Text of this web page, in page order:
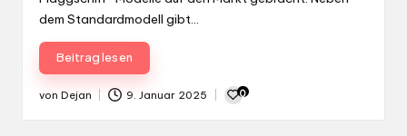
dem Standardmodell gibt…
Beitrag lesen
Gepostet
von Dejan 9. Januar 2025 0